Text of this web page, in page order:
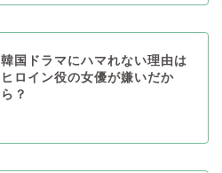
韓国ドラマにハマれない理由は
ヒロイン役の女優が嫌いだか
ら？